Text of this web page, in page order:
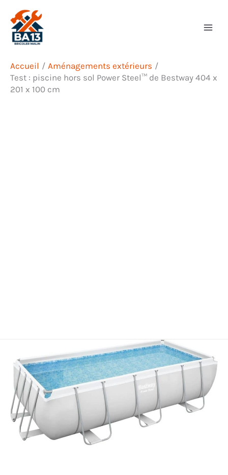
contenu
Accueil
Aménagements extérieurs
Test : piscine hors sol Power Steel™ de Bestway 404 x
201 x 100 cm
Rechercher